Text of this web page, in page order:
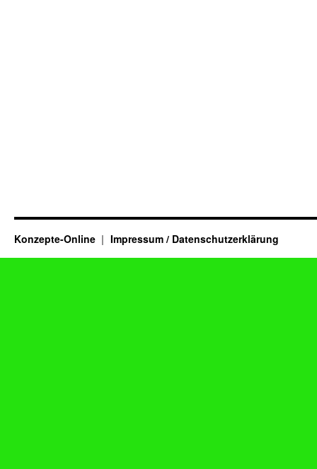
Konzepte-Online Impressum / Datenschutzerklärung